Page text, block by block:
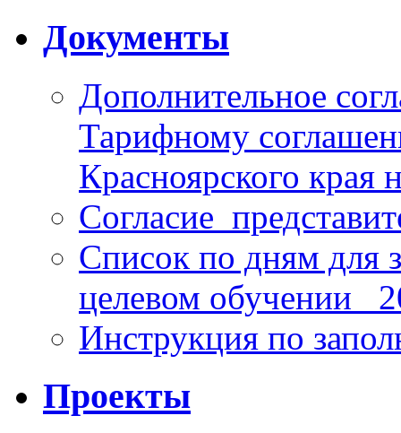
Документы
Дополнительное
Тарифному
Красноярского края
Список по дням для
целевом обучении_
Инструкция по
Проекты